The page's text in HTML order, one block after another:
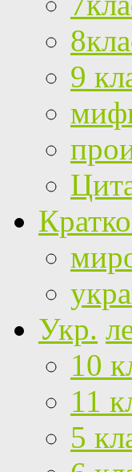
9
Укр.
10
11
5